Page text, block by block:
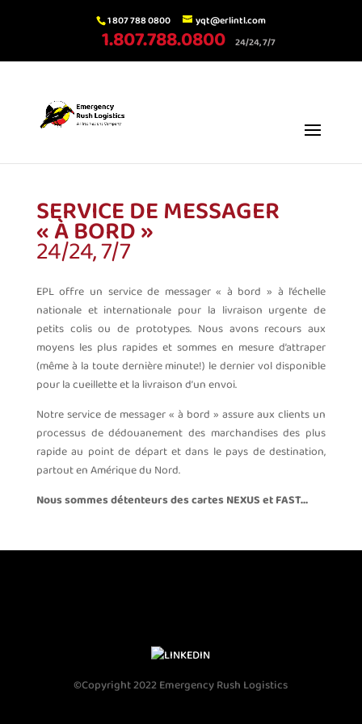
1 807 788 0800 yqt@erlintl.com
1.807.788.0800 24/24, 7/7
SERVICE DE MESSAGER
« À BORD »
24/24, 7/7
EPL offre un service de messager « à bord » à l’échelle
nationale et internationale pour la livraison urgente de
petits colis ou de prototypes. Nous avons recours aux
moyens les plus rapides et sommes en mesure d’attraper
(même à la toute dernière minute!) le dernier vol disponible
pour la cueillette et la livraison d’un envoi.
Notre service de messager « à bord » assure aux clients un
processus de dédouanement des marchandises des plus
rapide au point de départ et dans le pays de destination,
partout en Amérique du Nord.
Nous sommes détenteurs des cartes NEXUS et FAST…
©Copyright 2022 Emergency Rush Logistics